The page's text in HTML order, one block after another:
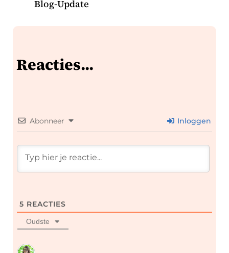
Blog-Update
Reacties...
Abonneer Inloggen
5 REACTIES
Oudste